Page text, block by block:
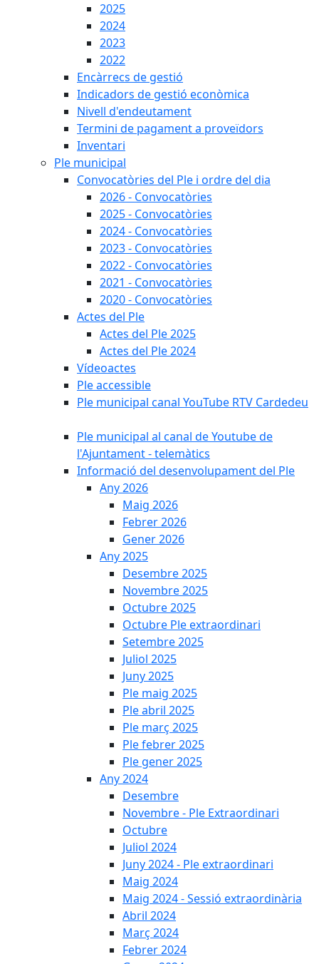
2025
2024
2023
2022
Encàrrecs de gestió
Indicadors de gestió econòmica
Nivell d'endeutament
Termini de pagament a proveïdors
Inventari
Ple municipal
Convocatòries del Ple i ordre del dia
2026 - Convocatòries
2025 - Convocatòries
2024 - Convocatòries
2023 - Convocatòries
2022 - Convocatòries
2021 - Convocatòries
2020 - Convocatòries
Actes del Ple
Actes del Ple 2025
Actes del Ple 2024
Vídeoactes
Ple accessible
Ple municipal canal YouTube RTV Cardedeu
Ple municipal al canal de Youtube de
l'Ajuntament - telemàtics
Informació del desenvolupament del Ple
Any 2026
Maig 2026
Febrer 2026
Gener 2026
Any 2025
Desembre 2025
Novembre 2025
Octubre 2025
Octubre Ple extraordinari
Setembre 2025
Juliol 2025
Juny 2025
Ple maig 2025
Ple abril 2025
Ple març 2025
Ple febrer 2025
Ple gener 2025
Any 2024
Desembre
Novembre - Ple Extraordinari
Octubre
Juliol 2024
Juny 2024 - Ple extraordinari
Maig 2024
Maig 2024 - Sessió extraordinària
Abril 2024
Març 2024
Febrer 2024